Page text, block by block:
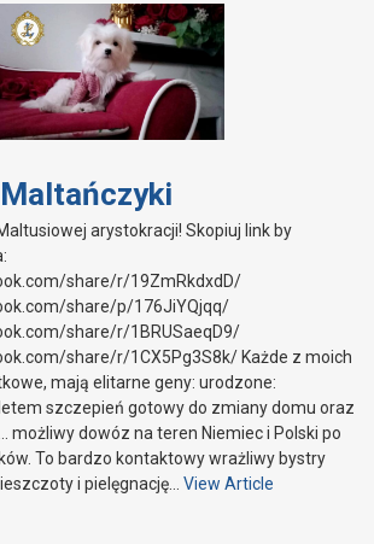
arystokracji! Skopiuj link by
share/r/19ZmRkdxdD/
share/p/176JiYQjqq/
share/r/1BRUSaeqD9/
share/r/1CX5Pg3S8k/ Każde z moich
mają elitarne geny: urodzone:
szczepień gotowy do zmiany domu oraz
możliwy dowóz na teren Niemiec i Polski po
To bardzo kontaktowy wrażliwy bystry
i pielęgnację… View Article